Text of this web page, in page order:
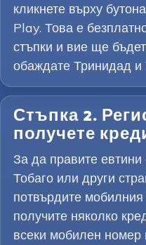
кликнете върху
Play. Това е
стъпки и вие ще
обаждате Тринидад и
Стъпка 2.
получете
За да правите
Тобаго или други
потвърдите
получите няколко
всеки мобилен номер